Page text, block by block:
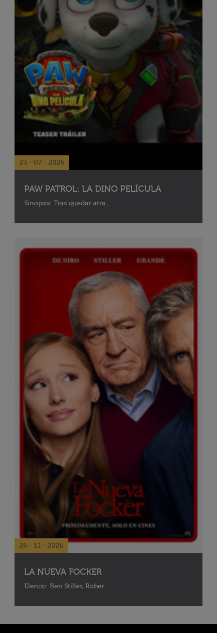
23 - 07 - 2026
PAW PATROL: LA DINO PELÍCULA
Sinopsis: Tras quedar atra...
26 - 11 - 2026
LA NUEVA FOCKER
Elenco: Ben Stiller, Rober...